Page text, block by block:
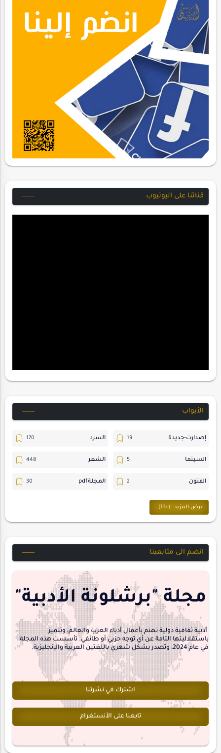
قناتنا على اليوتيوب
الأبواب
إصدارت-جديدة السرد
السينما الشعر
الفنون المجلةpdf
المسرح
حسن_يارتي حوارات
هايكو
interview
انضم الى متابعينا
مجلة "برشلونة الأدبية"
أدبية ثقافية دولية تهتم بأعمال أدباء العرب والعالم، وتتميز
باستقلاليتها التامة عن أي توجه حزبي أو طائفي. تأسست هذه المجلة
في عام 2024، وتصدر بشكل شهري باللغتين العربية والإنجليزية.
اشترك في نشرتنا
تابعنا على الأنستغرام